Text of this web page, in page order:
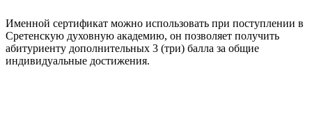
Именной сертификат можно использовать при поступлении в
Сретенскую духовную академию, он позволяет получить
абитуриенту дополнительных 3 (три) балла за общие
индивидуальные достижения.